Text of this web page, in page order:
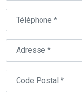
Téléphone
Adresse
Code